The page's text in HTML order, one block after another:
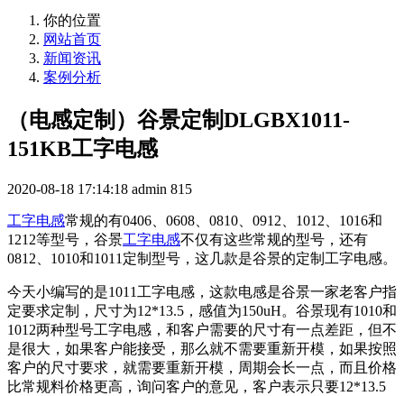
你的位置
网站首页
新闻资讯
案例分析
（电感定制）谷景定制DLGBX1011-
151KB工字电感
2020-08-18 17:14:18 admin 815
工字电感常规的有0406、0608、0810、0912、1012、1016和
1212等型号，谷景工字电感不仅有这些常规的型号，还有
0812、1010和1011定制型号，这几款是谷景的定制工字电感。
今天小编写的是1011工字电感，这款电感是谷景一家老客户指
定要求定制，尺寸为12*13.5，感值为150uH。谷景现有1010和
1012两种型号工字电感，和客户需要的尺寸有一点差距，但不
是很大，如果客户能接受，那么就不需要重新开模，如果按照
客户的尺寸要求，就需要重新开模，周期会长一点，而且价格
比常规料价格更高，询问客户的意见，客户表示只要12*13.5